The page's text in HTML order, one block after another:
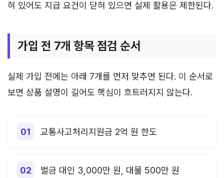
혀 있어도 지급 요건이 닫혀 있으면 실제 활용은 제한된다.
가입 전 7개 항목 점검 순서
실제 가입 전에는 아래 7개를 먼저 맞추면 된다. 이 순서로
보면 상품 설명이 길어도 핵심이 흐트러지지 않는다.
교통사고처리지원금 2억 원 한도
벌금 대인 3,000만 원, 대물 500만 원